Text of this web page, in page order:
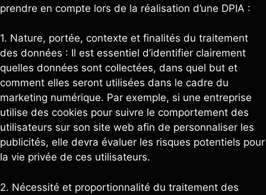
prendre en compte lors de la réalisation d’une DPIA :
1. Nature, portée, contexte et finalités du traitement
des données : Il est essentiel d’identifier clairement
quelles données sont collectées, dans quel but et
comment elles seront utilisées dans le cadre du
marketing numérique. Par exemple, si une entreprise
utilise des cookies pour suivre le comportement des
utilisateurs sur son site web afin de personnaliser les
publicités, elle devra évaluer les risques potentiels pour
la vie privée de ces utilisateurs.
2. Nécessité et proportionnalité du traitement des